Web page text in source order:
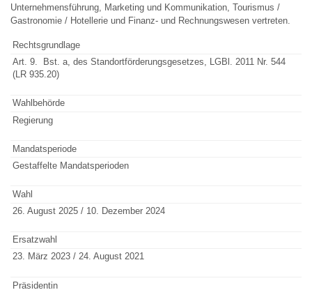
Unternehmensführung, Marketing und Kommunikation, Tourismus /
Gastronomie / Hotellerie und Finanz- und Rechnungswesen vertreten.
Rechtsgrundlage
Art. 9. Bst. a, des Standortförderungsgesetzes, LGBl. 2011 Nr. 544
(LR 935.20)
Wahlbehörde
Regierung
Mandatsperiode
Gestaffelte Mandatsperioden
Wahl
26. August 2025 / 10. Dezember 2024
Ersatzwahl
23. März 2023 / 24. August 2021
Präsidentin